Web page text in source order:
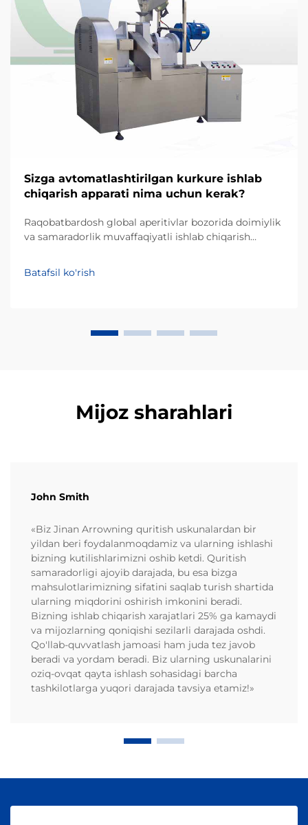
Sizga avtomatlashtirilgan kurkure ishlab
chiqarish apparati nima uchun kerak?
Raqobatbardosh global aperitivlar bozorida doimiylik
va samaradorlik muvaffaqiyatli ishlab chiqarish
xos noaniq shakli va qattiq matosi bilan mashhur
ekstruziya qilingan kukunli aperitiv turidir, uning
Batafsil ko'rish
Mijoz sharahlari
John Smith
«Biz Jinan Arrowning quritish uskunalardan bir
yildan beri foydalanmoqdamiz va ularning ishlashi
bizning kutilishlarimizni oshib ketdi. Quritish
samaradorligi ajoyib darajada, bu esa bizga
mahsulotlarimizning sifatini saqlab turish shartida
ularning miqdorini oshirish imkonini beradi.
Bizning ishlab chiqarish xarajatlari 25% ga kamaydi
va mijozlarning qoniqishi sezilarli darajada oshdi.
Qo'llab-quvvatlash jamoasi ham juda tez javob
beradi va yordam beradi. Biz ularning uskunalarini
oziq-ovqat qayta ishlash sohasidagi barcha
tashkilotlarga yuqori darajada tavsiya etamiz!»